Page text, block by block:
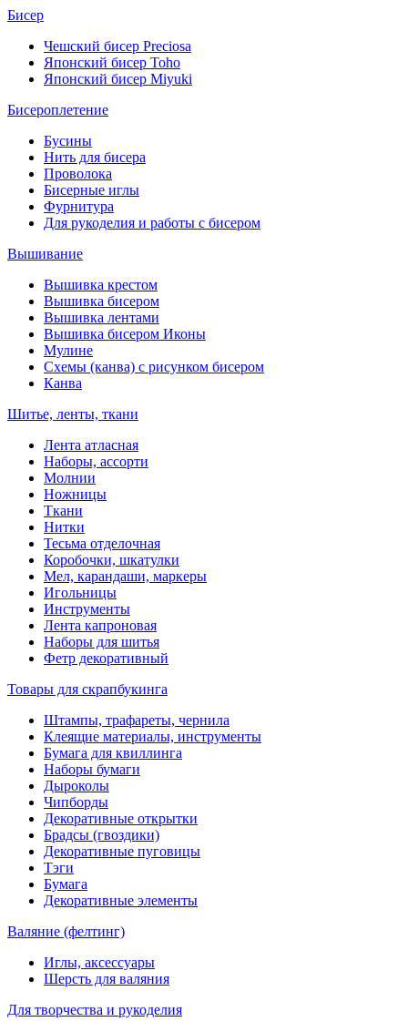
Бисер
Чешский бисер Preciosa
Японский бисер Toho
Японский бисер Miyuki
Бисероплетение
Бусины
Нить для бисера
Проволока
Бисерные иглы
Фурнитура
Для рукоделия и работы с бисером
Вышивание
Вышивка крестом
Вышивка бисером
Вышивка лентами
Вышивка бисером Иконы
Мулине
Схемы (канва) с рисунком бисером
Канва
Шитье, ленты, ткани
Лента атласная
Наборы, ассорти
Молнии
Ножницы
Ткани
Нитки
Тесьма отделочная
Коробочки, шкатулки
Мел, карандаши, маркеры
Игольницы
Инструменты
Лента капроновая
Наборы для шитья
Фетр декоративный
Товары для скрапбукинга
Штампы, трафареты, чернила
Клеящие материалы, инструменты
Бумага для квиллинга
Наборы бумаги
Дыроколы
Чипборды
Декоративные открытки
Брадсы (гвоздики)
Декоративные пуговицы
Тэги
Бумага
Декоративные элементы
Валяние (фелтинг)
Иглы, аксессуары
Шерсть для валяния
Для творчества и рукоделия